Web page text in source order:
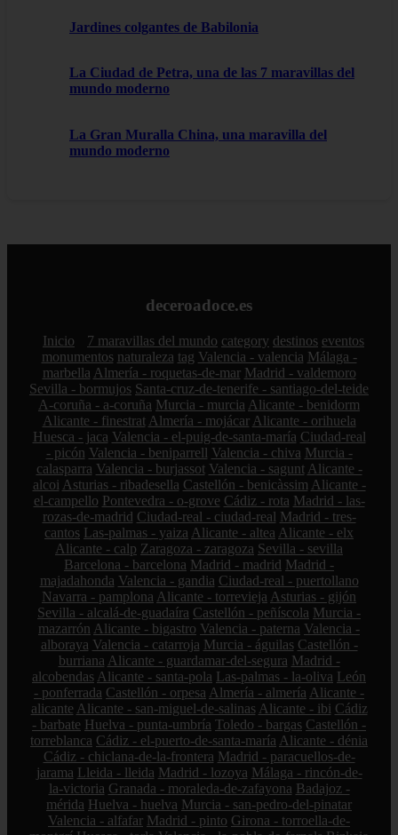
Jardines colgantes de Babilonia
La Ciudad de Petra, una de las 7 maravillas del
mundo moderno
La Gran Muralla China, una maravilla del
mundo moderno
deceroadoce.es
Inicio 7 maravillas del mundo category destinos eventos
monumentos naturaleza tag Valencia - valencia Málaga -
marbella Almería - roquetas-de-mar Madrid - valdemoro
Sevilla - bormujos Santa-cruz-de-tenerife - santiago-del-teide
A-coruña - a-coruña Murcia - murcia Alicante - benidorm
Alicante - finestrat Almería - mojácar Alicante - orihuela
Huesca - jaca Valencia - el-puig-de-santa-maría Ciudad-real
- picón Valencia - beniparrell Valencia - chiva Murcia -
calasparra Valencia - burjassot Valencia - sagunt Alicante -
alcoi Asturias - ribadesella Castellón - benicàssim Alicante -
el-campello Pontevedra - o-grove Cádiz - rota Madrid - las-
rozas-de-madrid Ciudad-real - ciudad-real Madrid - tres-
cantos Las-palmas - yaiza Alicante - altea Alicante - elx
Alicante - calp Zaragoza - zaragoza Sevilla - sevilla
Barcelona - barcelona Madrid - madrid Madrid -
majadahonda Valencia - gandia Ciudad-real - puertollano
Navarra - pamplona Alicante - torrevieja Asturias - gijón
Sevilla - alcalá-de-guadaíra Castellón - peñíscola Murcia -
mazarrón Alicante - bigastro Valencia - paterna Valencia -
alboraya Valencia - catarroja Murcia - águilas Castellón -
burriana Alicante - guardamar-del-segura Madrid -
alcobendas Alicante - santa-pola Las-palmas - la-oliva León
- ponferrada Castellón - orpesa Almería - almería Alicante -
alicante Alicante - san-miguel-de-salinas Alicante - ibi Cádiz
- barbate Huelva - punta-umbría Toledo - bargas Castellón -
torreblanca Cádiz - el-puerto-de-santa-maría Alicante - dénia
Cádiz - chiclana-de-la-frontera Madrid - paracuellos-de-
jarama Lleida - lleida Madrid - lozoya Málaga - rincón-de-
la-victoria Granada - moraleda-de-zafayona Badajoz -
mérida Huelva - huelva Murcia - san-pedro-del-pinatar
Valencia - alfafar Madrid - pinto Girona - torroella-de-